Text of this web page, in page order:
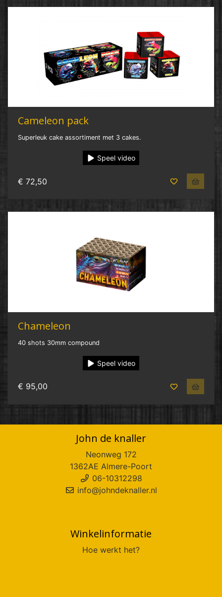
Cameleon pack
Superleuk cake assortiment met 3 cakes.
Speel video
€ 72,50
Chameleon
40 shots 30mm compound
Speel video
€ 95,00
John de knaller
Neonweg 172
1362AE Almere-Poort
06-10312298
info@johndeknaller.nl
Winkelinformatie
Hoe werkt het?